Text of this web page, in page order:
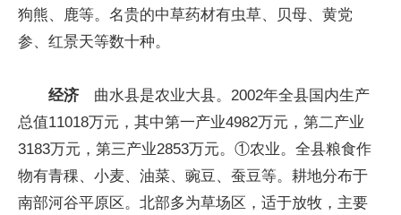
狗熊、鹿等。名贵的中草药材有虫草、贝母、黄党
参、红景天等数十种。
经济曲水县是农业大县。2002年全县国内生产
总值11018万元，其中第一产业4982万元，第二产业
3183万元，第三产业2853万元。①农业。全县粮食作
物有青稞、小麦、油菜、豌豆、蚕豆等。耕地分布于
南部河谷平原区。北部多为草场区，适于放牧，主要